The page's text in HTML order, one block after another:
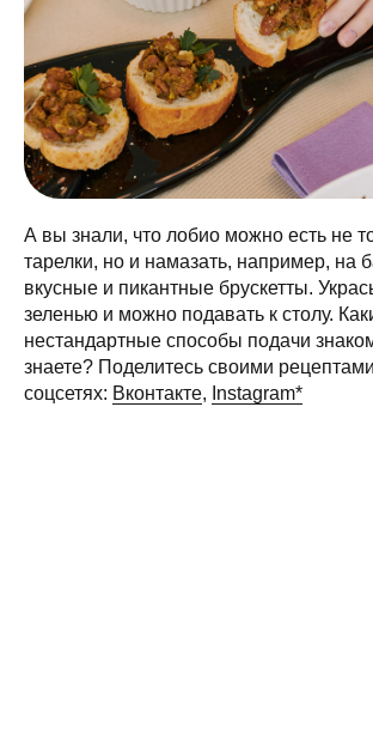
А вы знали, что лобио можно есть не
тарелки, но и намазать, например, на
вкусные и пикантные брускетты.
зеленью и можно подавать к столу.
нестандартные способы подачи
знаете? Поделитесь своими
соцсетях: Вконтакте, Instagram*